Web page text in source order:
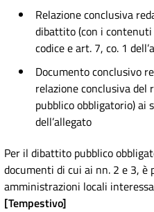
Relazione conclusiva
dibattito (con i contenuti
codice e art. 7, co. 1
Documento conclusivo
relazione conclusiva del
pubblico obbligatorio) ai
dell’allegato
Per il dibattito pubblico
documenti di cui ai nn. 2 e 3, è
amministrazioni locali
[Tempestivo]